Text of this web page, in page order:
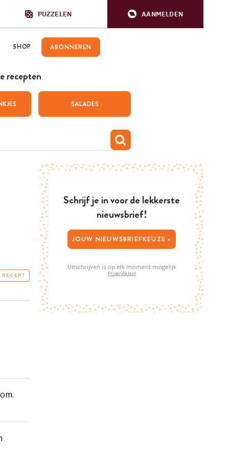
PUZZELEN AANMELDEN
SHOP ABONNEREN
recepten
SALADES
Schrijf je in voor de lekkerste
nieuwsbrief!
JOUW NIEUWSBRIEFKEUZE >
Uitschrijven is op elk moment mogelijk
Privacybeleid